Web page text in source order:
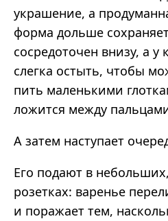
украшение, а
форма дольше
сосредоточен внизу, а у
слегка остыть, чтобы
пить маленькими
ложится между
А затем наступает
Его подают в
розетках: варенье
и поражает тем,